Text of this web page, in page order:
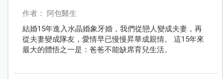
作者： 阿包醫生
結婚15年進入水晶婚象牙婚，我們從戀人變成夫妻，再
從夫妻變成隊友，愛情早已慢慢昇華成親情。 這15年來
最大的體悟之一是：爸爸不能缺席育兒生活。